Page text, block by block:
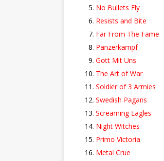
No Bullets Fly
Resists and Bite
Far From The Fame
Panzerkampf
Gott Mit Uns
The Art of War
Soldier of 3 Armies
Swedish Pagans
Screaming Eagles
Night Witches
Primo Victoria
Metal Crue